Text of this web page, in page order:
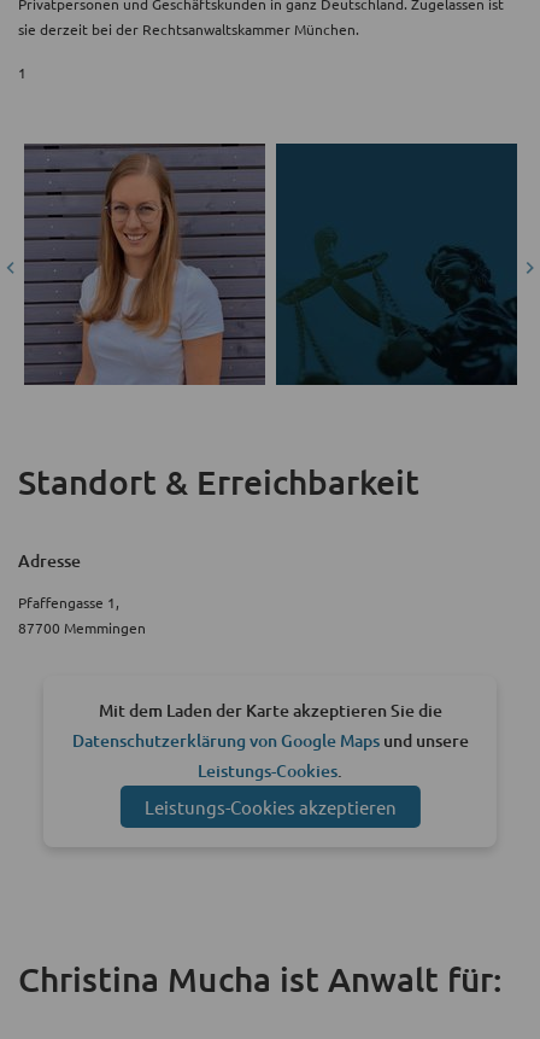
sie derzeit bei der Rechtsanwaltskammer München.
1
Standort & Erreichbarkeit
Adresse
Pfaffengasse 1,
87700 Memmingen
Mit dem Laden der Karte akzeptieren Sie die
Datenschutzerklärung von Google Mapsund unsere
Leistungs-Cookies
Leistungs-Cookies akzeptieren
Christina Mucha ist Anwalt für: